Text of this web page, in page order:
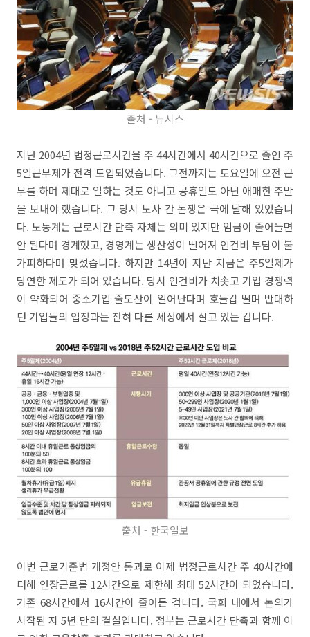
출처 - 뉴시스
지난 2004년 법정근로시간을 주 44시간에서 40시간으로 줄인 주
5일근무제가 전격 도입되었습니다. 그전까지는 토요일에 오전 근
무를 하며 제대로 일하는 것도 아니고 공휴일도 아닌 애매한 주말
을 보내야 했습니다. 그 당시 노사 간 논쟁은 극에 달해 있었습니
다. 노동계는 근로시간 단축 자체는 의미 있지만 임금이 줄어들면
안 된다며 경계했고, 경영계는 생산성이 떨어져 인건비 부담이 불
가피하다며 맞섰습니다. 하지만 14년이 지난 지금은 주5일제가
당연한 제도가 되어 있습니다. 당시 인건비가 치솟고 기업 경쟁력
이 약화되어 중소기업 줄도산이 일어난다며 호들갑 떨며 반대하
던 기업들의 입장과는 전혀 다른 세상에서 살고 있는 겁니다.
출처 - 한국일보
이번 근로기준법 개정안 통과로 이제 법정근로시간 주 40시간에
더해 연장근로를 12시간으로 제한해 최대 52시간이 되었습니다.
기존 68시간에서 16시간이 줄어든 겁니다. 국회 내에서 논의가
시작된 지 5년 만의 결실입니다. 정부는 근로시간 단축과 함께 이